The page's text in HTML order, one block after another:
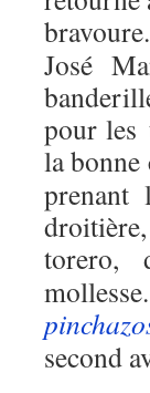
bravoure.
José
pour les
la bonne
prenant
torero,
mollesse.
second